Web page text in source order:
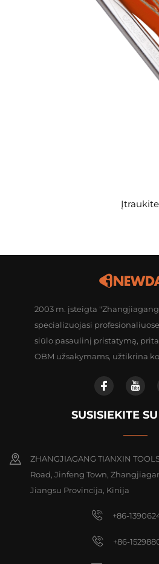
Įtraukite
2003 m. įsteigta "Zhangjiagang
specializuojasi
siūlo pasaulinį pristatymą,
OBM užsakymams, užtikrina
SUSISIEKITE
ZHANGJIAGANG TIANXIN
Road, Jinfeng Town,
Jiangsu Provincija, Kinija
+86-
+86-